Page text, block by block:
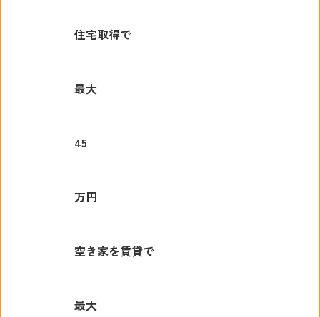
住宅取得で
最大
45
万円
空き家を賃貸で
最大